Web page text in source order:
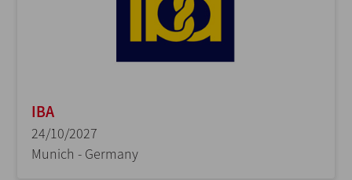
IBA
24/10/2027
Munich - Germany